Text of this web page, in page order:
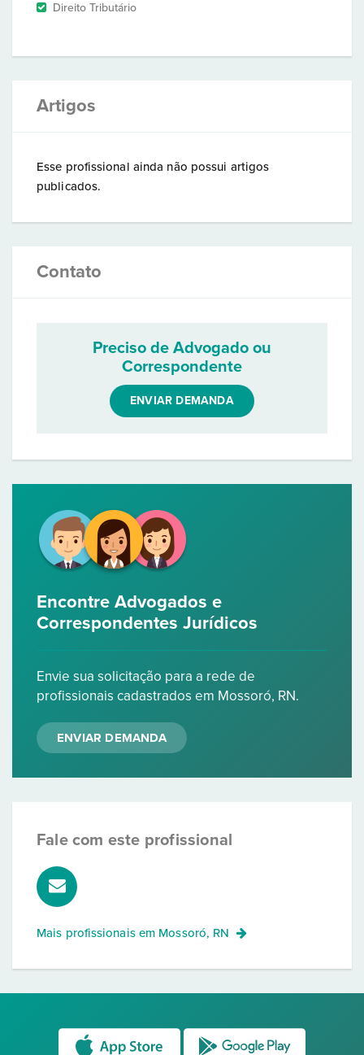
Direito Tributário
Artigos
Esse profissional ainda não possui artigos
publicados.
Contato
Preciso de Advogado ou
Correspondente
ENVIAR DEMANDA
Encontre Advogados e
Correspondentes Jurídicos
Envie sua solicitação para a rede de
profissionais cadastrados em Mossoró, RN.
ENVIAR DEMANDA
Fale com este profissional
Mais profissionais em Mossoró, RN